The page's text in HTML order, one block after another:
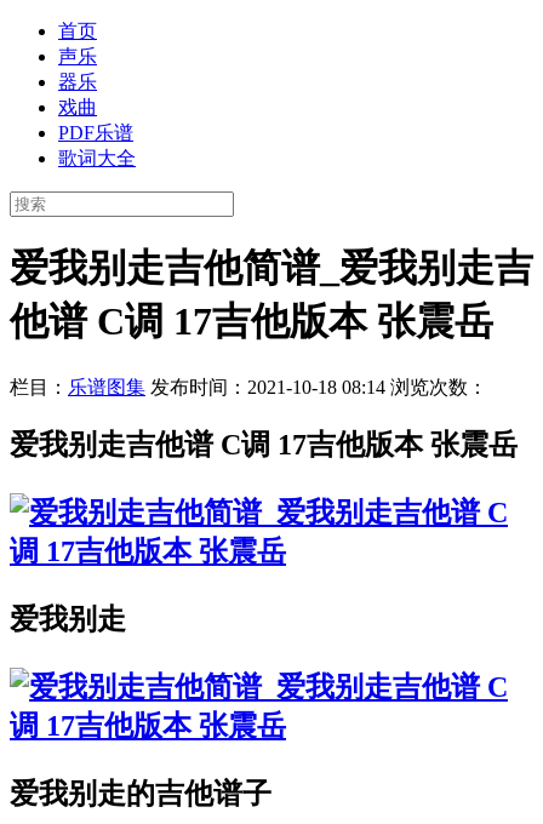
首页
声乐
器乐
戏曲
PDF乐谱
歌词大全
爱我别走吉他简谱_爱我别走吉
他谱 C调 17吉他版本 张震岳
栏目： 乐谱图集 发布时间：2021-10-18 08:14 浏览次数：
爱我别走吉他谱 C调 17吉他版本 张震岳
爱我别走
爱我别走的吉他谱子